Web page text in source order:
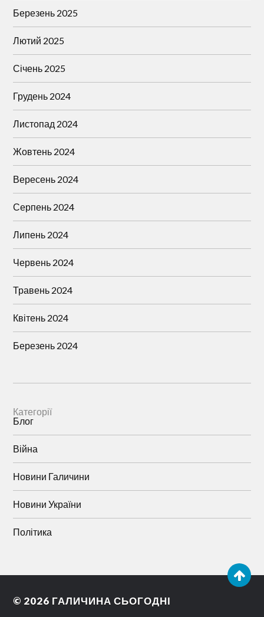
Березень 2025
Лютий 2025
Січень 2025
Грудень 2024
Листопад 2024
Жовтень 2024
Вересень 2024
Серпень 2024
Липень 2024
Червень 2024
Травень 2024
Квітень 2024
Березень 2024
Категорії
Блог
Війна
Новини Галичини
Новини України
Політика
© 2026 ГАЛИЧИНА СЬОГОДНІ